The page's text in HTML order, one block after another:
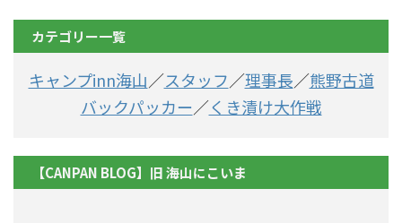
カテゴリー一覧
キャンプinn海山／スタッフ／理事長／熊野古道
バックパッカー／くき漬け大作戦
【CANPAN BLOG】旧 海山にこいま